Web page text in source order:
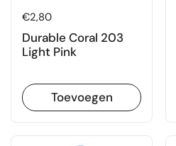
Prijs:
€2,80
Durable Coral 203
Light Pink
Toevoegen